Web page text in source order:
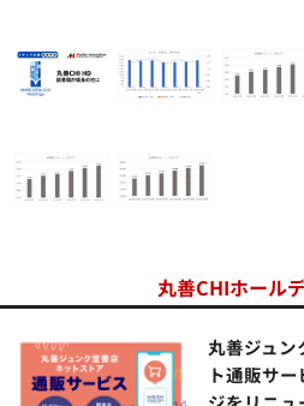
丸善CHIホール
丸善ジュン
ト通販サ